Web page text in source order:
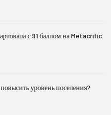
с 91 баллом на Metacritic
уровень поселения?